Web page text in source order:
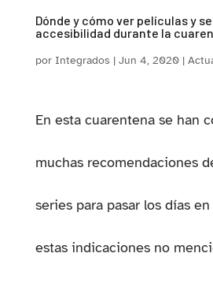
Dónde y cómo ver películas y
accesibilidad durante la
por Integrados | Jun 4, 2020|
En esta cuarentena se han
muchas recomendaciones
series para pasar los días
estas indicaciones no